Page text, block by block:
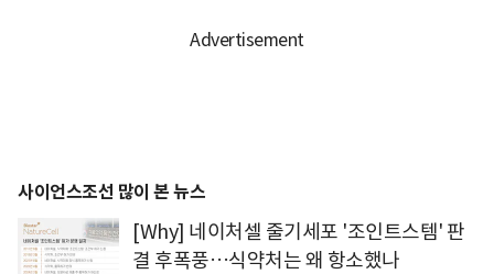
사이언스조선 많이 본 뉴스
[Why] 네이처셀 줄기세포 '조인트스템' 판
결 후폭풍…식약처는 왜 항소했나